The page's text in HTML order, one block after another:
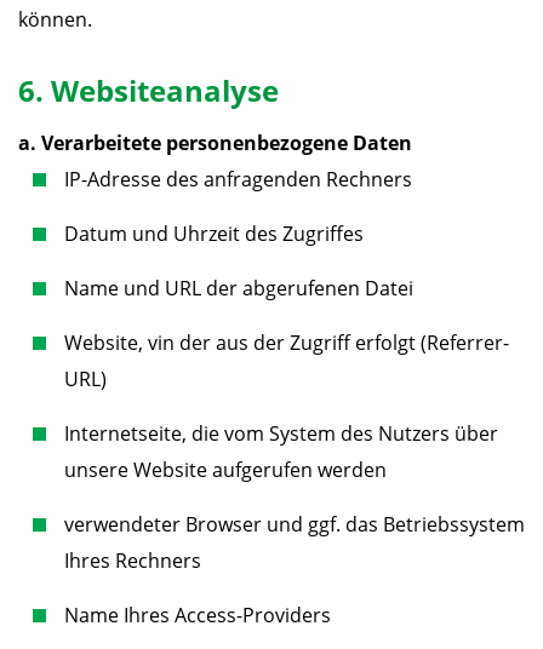
können.
6. Websiteanalyse
a. Verarbeitete personenbezogene Daten
IP-Adresse des anfragenden Rechners
Datum und Uhrzeit des Zugriffes
Name und URL der abgerufenen Datei
Website, vin der aus der Zugriff erfolgt (Referrer-
URL)
Internetseite, die vom System des Nutzers über
unsere Website aufgerufen werden
verwendeter Browser und ggf. das Betriebssystem
Ihres Rechners
Name Ihres Access-Providers